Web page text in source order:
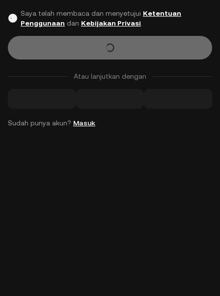
Saya telah membaca dan menyetujui Ketentuan
Penggunaan dan Kebijakan Privasi
Atau lanjutkan dengan
Sudah punya akun? Masuk